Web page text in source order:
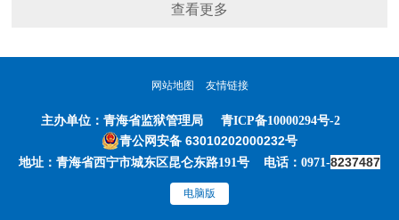
查看更多
网站地图 友情链接
主办单位： 青海省监狱管理局 青ICP备10000294号-2
青公网安备 63010202000232号
地址：青海省西宁市城东区昆仑东路191号 电话：0971-8237487
电脑版